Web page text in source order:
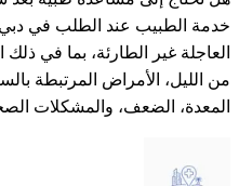
خدمة الطبيب عند الطلب في دبي
العاجلة غير الطارئة، بما في
من الليل، الأمراض المرتبطة
المعدة، الضعف، والمشكلات